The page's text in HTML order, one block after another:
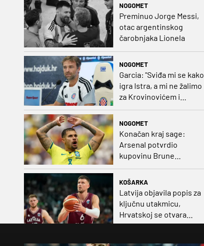
NOGOMET
Preminuo Jorge Messi,
otac argentinskog
čarobnjaka Lionela
NOGOMET
Garcia: "Sviđa mi se kako
igra Istra, a mi ne žalimo
za Krovinovićem i
Guillamonom. Selahi?
NOGOMET
Konačan kraj sage:
Arsenal potvrdio
kupovinu Brune
KOŠARKA
Latvija objavila popis za
ključnu utakmicu,
Hrvatskoj se otvara
velika prilika